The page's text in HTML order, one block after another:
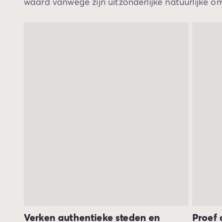
Verken authentieke steden en
Proef